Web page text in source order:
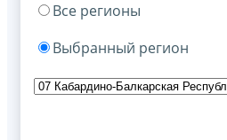
Все регионы
Выбранный регион